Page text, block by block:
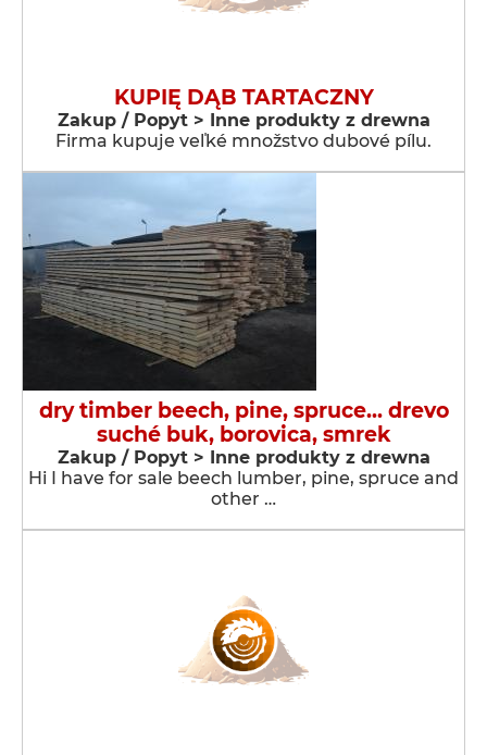
KUPIĘ DĄB TARTACZNY
Zakup / Popyt > Inne produkty z drewna
Firma kupuje veľké množstvo dubové pílu.
dry timber beech, pine, spruce... drevo
suché buk, borovica, smrek
Zakup / Popyt > Inne produkty z drewna
Hi I have for sale beech lumber, pine, spruce and
other …